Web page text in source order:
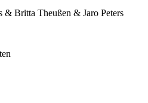
& Britta Theußen & Jaro Peters